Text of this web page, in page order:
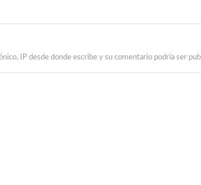
IP desde donde escribe y su comentario podría ser